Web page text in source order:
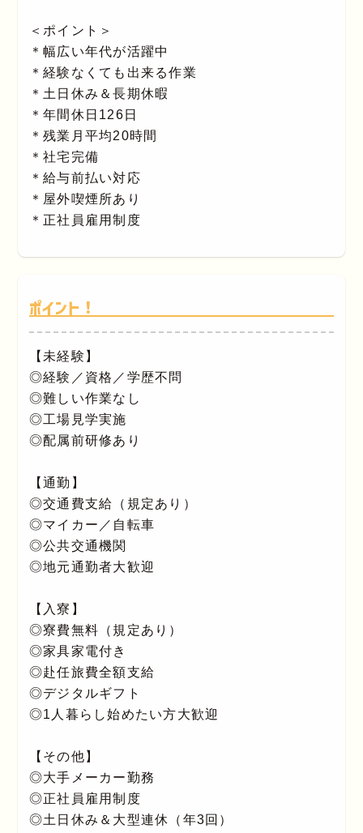
＜ポイント＞
＊幅広い年代が活躍中
＊経験なくても出来る作業
＊土日休み＆長期休暇
＊年間休日126日
＊残業月平均20時間
＊社宅完備
＊給与前払い対応
＊屋外喫煙所あり
＊正社員雇用制度
ポイント！
【未経験】
◎経験／資格／学歴不問
◎難しい作業なし
◎工場見学実施
◎配属前研修あり
【通勤】
◎交通費支給（規定あり）
◎マイカー／自転車
◎公共交通機関
◎地元通勤者大歓迎
【入寮】
◎寮費無料（規定あり）
◎家具家電付き
◎赴任旅費全額支給
◎デジタルギフト
◎1人暮らし始めたい方大歓迎
【その他】
◎大手メーカー勤務
◎正社員雇用制度
◎土日休み＆大型連休（年3回）